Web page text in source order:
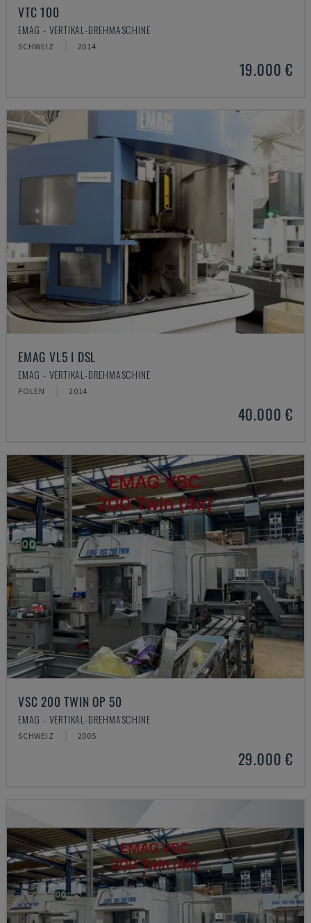
VTC 100
EMAG - VERTIKAL-DREHMASCHINE
SCHWEIZ 2014
19.000 €
EMAG VL5 I DSL
EMAG - VERTIKAL-DREHMASCHINE
POLEN 2014
40.000 €
VSC 200 TWIN OP 50
EMAG - VERTIKAL-DREHMASCHINE
SCHWEIZ 2005
29.000 €